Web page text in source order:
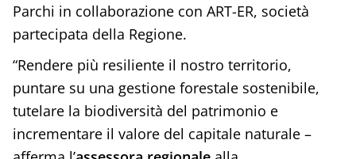
Parchi in collaborazione con ART-ER, società
partecipata della Regione.
“Rendere più resiliente il nostro territorio,
puntare su una gestione forestale sostenibile,
tutelare la biodiversità del patrimonio e
incrementare il valore del capitale naturale –